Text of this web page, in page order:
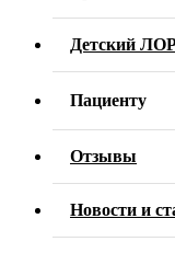
Детский
Пациенту
Отзывы
Новости и